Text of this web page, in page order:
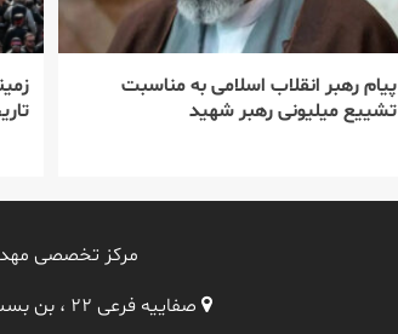
پیام رهبر انقلاب اسلامی به مناسبت
تشییع میلیونی رهبر شهید
مرکز تخصصی
صفاییه فرعی ۲۲ ، بن بست شهید علیان